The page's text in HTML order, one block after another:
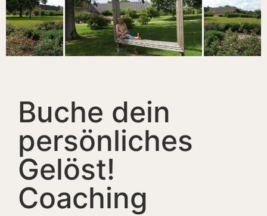
Buche dein
persönliches
Gelöst!
Coaching